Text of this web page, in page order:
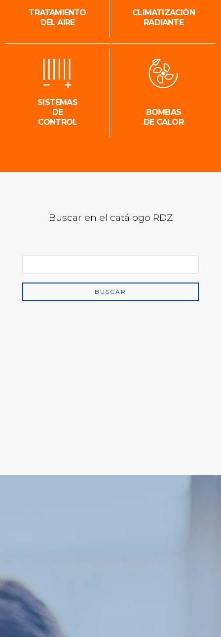
TRATAMIENTO
DEL AIRE
CLIMATIZACIÓN
RADIANTE
SISTEMAS
DE
CONTROL
BOMBAS
DE CALOR
Buscar en el catálogo RDZ